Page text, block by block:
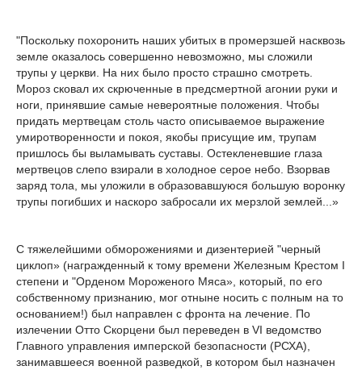
"Поскольку похоронить наших убитых в промерзшей насквозь
земле оказалось совершенно невозможно, мы сложили
трупы у церкви. На них было просто страшно смотреть.
Мороз сковал их скрюченные в предсмертной агонии руки и
ноги, принявшие самые невероятные положения. Чтобы
придать мертвецам столь часто описываемое выражение
умиротворенности и покоя, якобы присущие им, трупам
пришлось бы выламывать суставы. Остекленевшие глаза
мертвецов слепо взирали в холодное серое небо. Взорвав
заряд тола, мы уложили в образовавшуюся большую воронку
трупы погибших и наскоро забросали их мерзлой землей...»
С тяжелейшими обморожениями и дизентерией "черный
циклоп» (награжденный к тому времени Железным Крестом I
степени и "Орденом Мороженого Мяса», который, по его
собственному признанию, мог отныне носить с полным на то
основанием!) был направлен с фронта на лечение. По
излечении Отто Скорцени был переведен в VI ведомство
Главного управления имперской безопасности (РСХА),
занимавшееся военной разведкой, в котором был назначен